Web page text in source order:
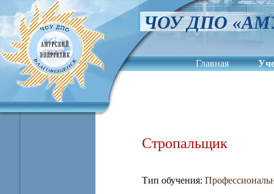
ЧОУ ДПО
Главная
Стропальщик
Тип обучения: